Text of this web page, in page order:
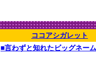
ココアシガレット
■言わずと知れたビッグネーム